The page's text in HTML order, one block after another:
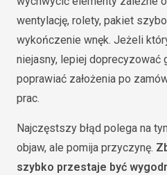
wentylację, rolety, pakiet
wykończenie wnęk. Jeżeli
niejasny, lepiej doprecyzować
poprawiać założenia po
prac.
Najczęstszy błąd polega na
objaw, ale pomija przyczynę.
szybko przestaje być